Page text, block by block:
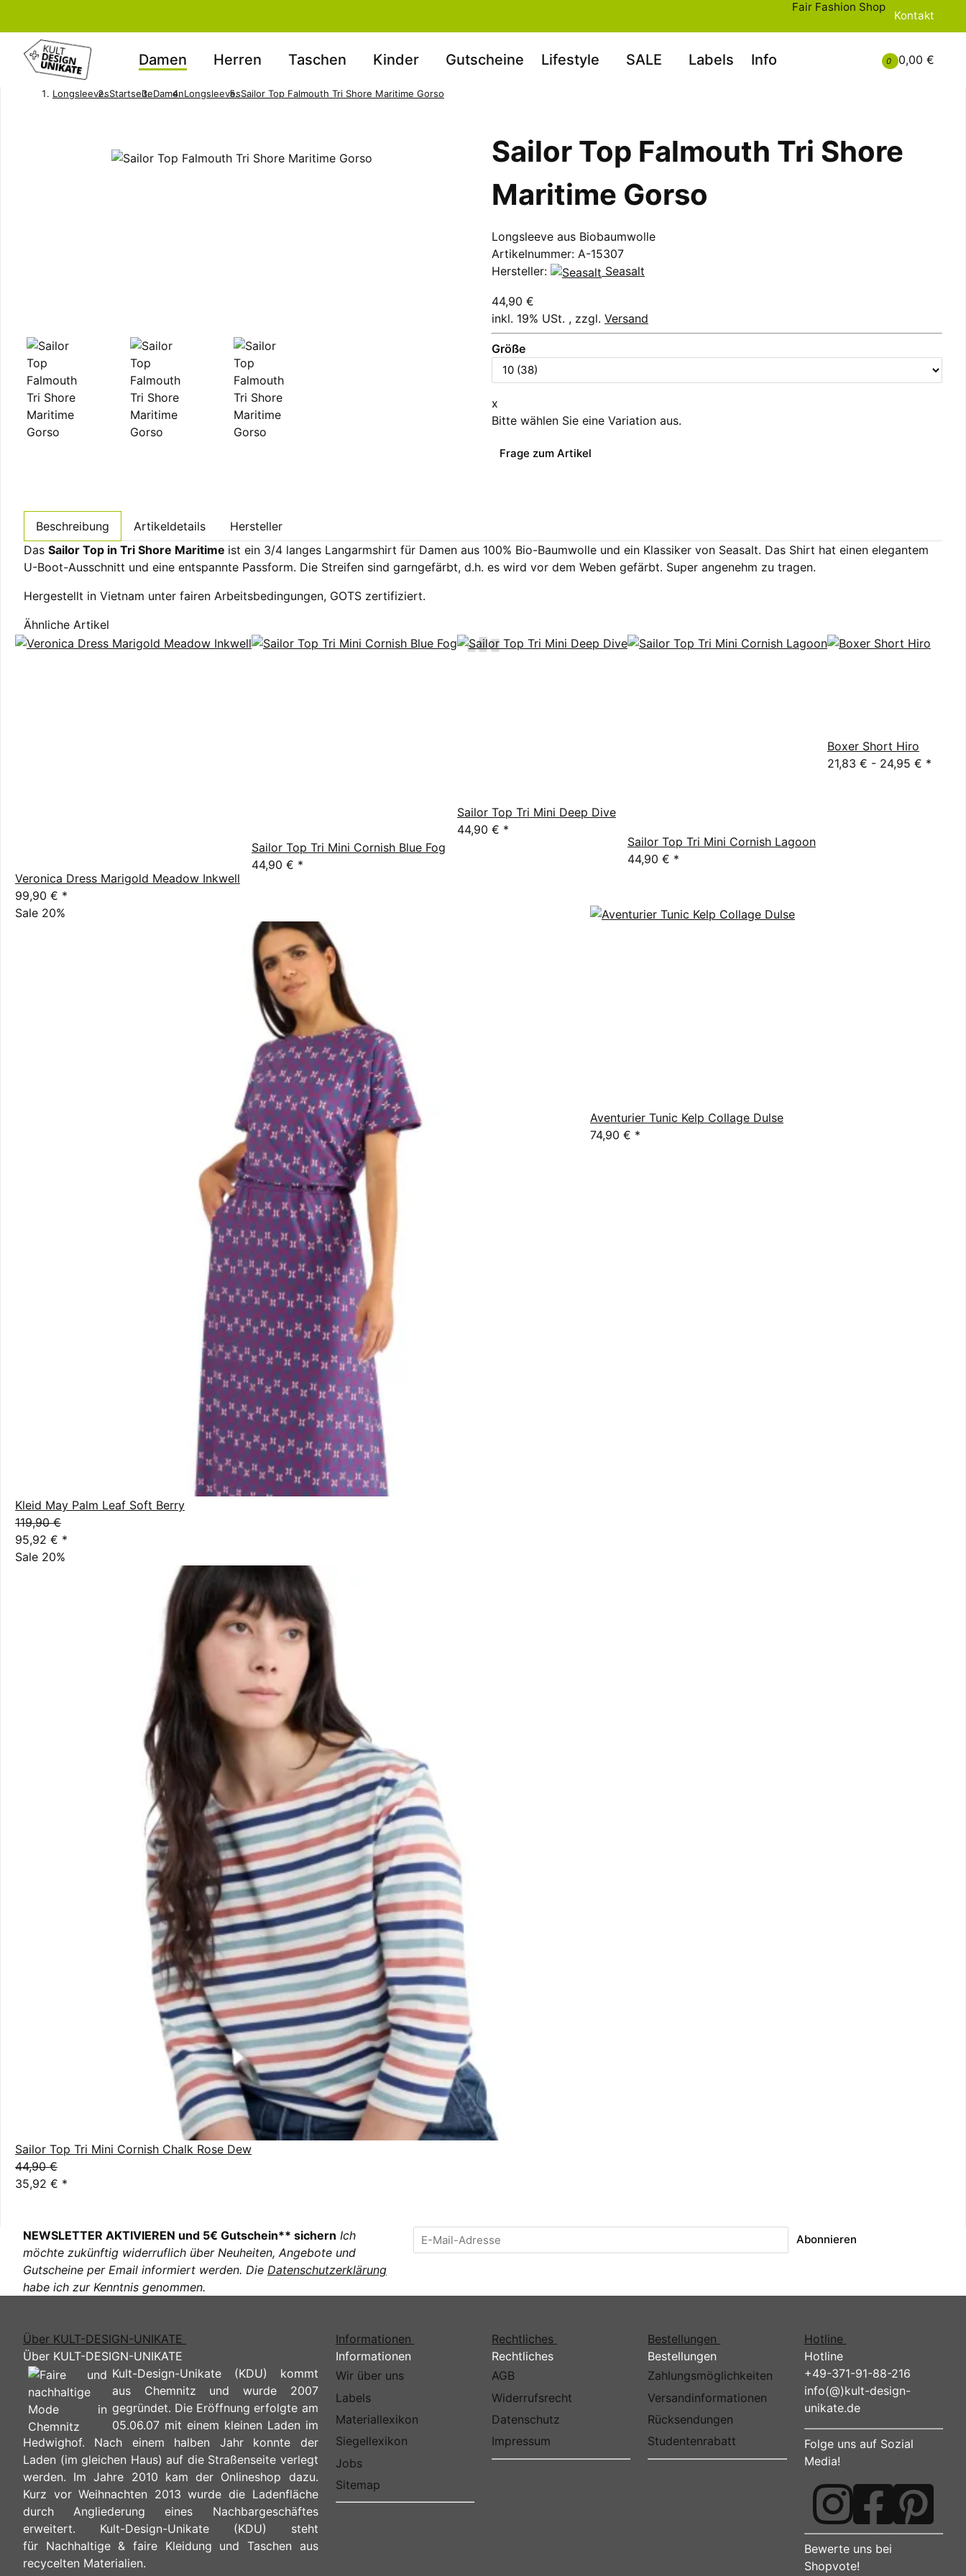
Kontakt
Fair Fashion Shop
0 0,00 €
Damen Herren Taschen Kinder Gutscheine Lifestyle SALE Labels Info
LongsleevesStartseiteDamenLongsleevesSailor Top Falmouth Tri Shore Maritime Gorso
Sailor Top Falmouth Tri Shore
Maritime Gorso
Longsleeve aus Biobaumwolle
Artikelnummer: A-15307
Hersteller:
Seasalt
44,90 €
inkl. 19% USt. , zzgl. Versand
Größe
x
Bitte wählen Sie eine Variation aus.
Frage zum Artikel
Beschreibung Artikeldetails
Hersteller
Das Sailor Top in Tri Shore Maritime ist ein 3/4 langes Langarmshirt für Damen aus 100% Bio-Baumwolle und ein Klassiker von Seasalt. Das Shirt hat einen elegantem
U-Boot-Ausschnitt und eine entspannte Passform. Die Streifen sind garngefärbt, d.h. es wird vor dem Weben gefärbt. Super angenehm zu tragen.
Hergestellt in Vietnam unter fairen Arbeitsbedingungen, GOTS zertifiziert.
Ähnliche Artikel
Veronica Dress Marigold Meadow Inkwell
99,90 € *
Sailor Top Tri Mini Cornish Blue Fog
44,90 € *
Sailor Top Tri Mini Deep Dive
44,90 € *
Sailor Top Tri Mini Cornish Lagoon
44,90 € *
Boxer Short Hiro
21,83 € - 24,95 € *
Sale 20%
Kleid May Palm Leaf Soft Berry
119,90 €
95,92 € *
Aventurier Tunic Kelp Collage Dulse
74,90 € *
Sale 20%
Sailor Top Tri Mini Cornish Chalk Rose Dew
44,90 €
35,92 € *
NEWSLETTER AKTIVIEREN und 5€ Gutschein** sichern Ich
möchte zukünftig widerruflich über Neuheiten, Angebote und
Gutscheine per Email informiert werden. Die Datenschutzerklärung
habe ich zur Kenntnis genommen.
Abonnieren
Über KULT-DESIGN-UNIKATE
Über KULT-DESIGN-UNIKATE
Kult-Design-Unikate (KDU) kommt
aus Chemnitz und wurde 2007
gegründet. Die Eröffnung erfolgte am
05.06.07 mit einem kleinen Laden im
Hedwighof. Nach einem halben Jahr konnte der
Laden (im gleichen Haus) auf die Straßenseite verlegt
werden. Im Jahre 2010 kam der Onlineshop dazu.
Kurz vor Weihnachten 2013 wurde die Ladenfläche
durch Angliederung eines Nachbargeschäftes
erweitert. Kult-Design-Unikate (KDU) steht
für Nachhaltige & faire Kleidung und Taschen aus
recycelten Materialien.
Informationen
Informationen
Wir über uns
Labels
Materiallexikon
Siegellexikon
Jobs
Sitemap
Rechtliches
Rechtliches
AGB
Widerrufsrecht
Datenschutz
Impressum
Bestellungen
Bestellungen
Zahlungsmöglichkeiten
Versandinformationen
Rücksendungen
Studentenrabatt
Hotline
Hotline
+49-371-91-88-216
info(@)kult-design-
unikate.de
Folge uns auf Sozial
Media!
Bewerte uns bei
Shopvote!